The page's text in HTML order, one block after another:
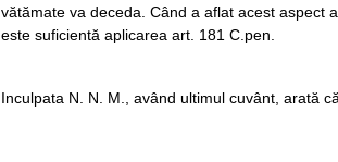
vătămate va deceda. Când a aflat acest aspect
este suficientă aplicarea art. 181 C.pen.
Inculpata N. N. M., având ultimul cuvânt, arată